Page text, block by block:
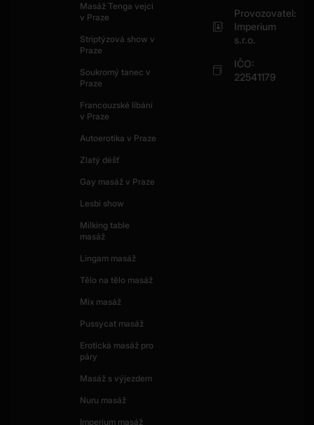
Masáž Tenga vejci
v Praze
Striptýzová show v
Praze
Soukromý tanec v
Praze
Francouzské líbání
v Praze
Autoerotika v Praze
Zlatý déšť
Gay masáž v Praze
Lesbi show
Milking table
masáž
Lingam masáž
Tělo na tělo masáž
Mix masáž
Pussycat masáž
Erotická masáž pro
páry
Masáž s výjezdem
Nuru masáž
Imperium masáž
Provozovatel:
Imperium
s.r.o.
IČO:
22541179